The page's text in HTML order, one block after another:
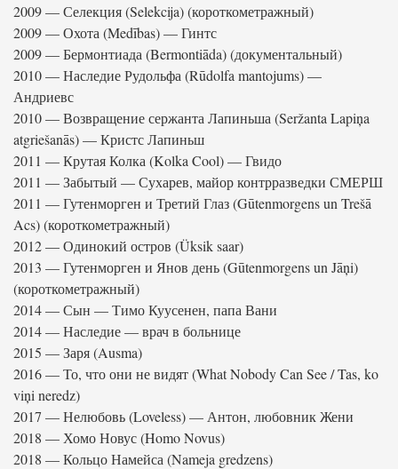
2009 — Селекция (Selekcija) (короткометражный)
2009 — Охота (Medības) — Гинтс
2009 — Бермонтиада (Bermontiāda) (документальный)
2010 — Наследие Рудольфа (Rūdolfa mantojums) —
Андриевс
2010 — Возвращение сержанта Лапиньша (Seržanta Lapiņa
atgriešanās) — Кристс Лапиньш
2011 — Крутая Колка (Kolka Cool) — Гвидо
2011 — Забытый — Сухарев, майор контрразведки СМЕРШ
2011 — Гутенморген и Третий Глаз (Gūtenmorgens un Trešā
Acs) (короткометражный)
2012 — Одинокий остров (Üksik saar)
2013 — Гутенморген и Янов день (Gūtenmorgens un Jāņi)
(короткометражный)
2014 — Сын — Тимо Куусенен, папа Вани
2014 — Наследие — врач в больнице
2015 — Заря (Ausma)
2016 — То, что они не видят (What Nobody Can See / Tas, ko
viņi neredz)
2017 — Нелюбовь (Loveless) — Антон, любовник Жени
2018 — Хомо Новус (Homo Novus)
2018 — Кольцо Намейса (Nameja gredzens)